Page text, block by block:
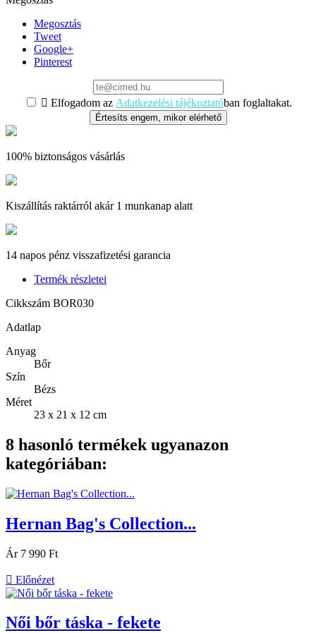
Megosztás
Tweet
Google+
Pinterest
 Elfogadom az Adatkezelési tájékoztatóban foglaltakat.
Értesíts engem, mikor elérhető
100% biztonságos vásárlás
Kiszállítás raktárról akár 1 munkanap alatt
14 napos pénz visszafizetési garancia
Termék részletei
Cikkszám BOR030
Adatlap
Anyag
Bőr
Szín
Bézs
Méret
23 x 21 x 12 cm
8 hasonló termékek ugyanazon
kategóriában:
Hernan Bag's Collection...
Ár 7 990 Ft
 Előnézet
Női bőr táska - fekete